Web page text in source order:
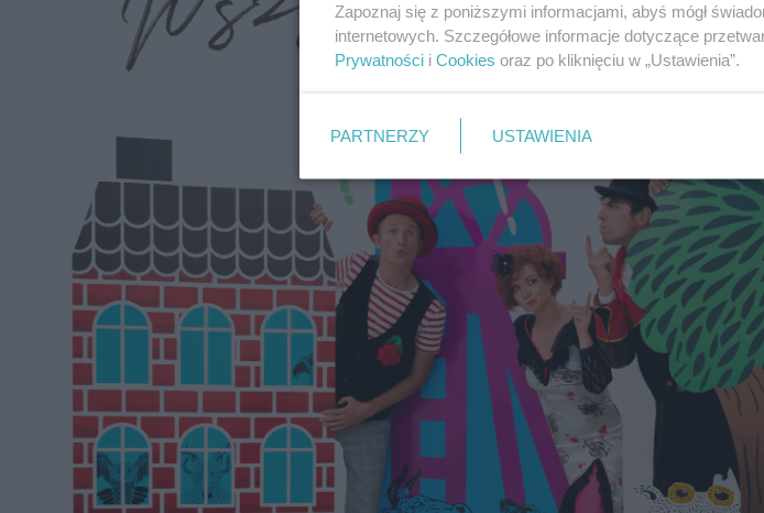
Zapoznaj się z poniższymi informacjami, abyś mógł
internetowych. Szczegółowe informacje dotyczące
Prywatności i Cookies oraz po kliknięciu w „Ustawienia”.
PARTNERZY USTAWIENIA